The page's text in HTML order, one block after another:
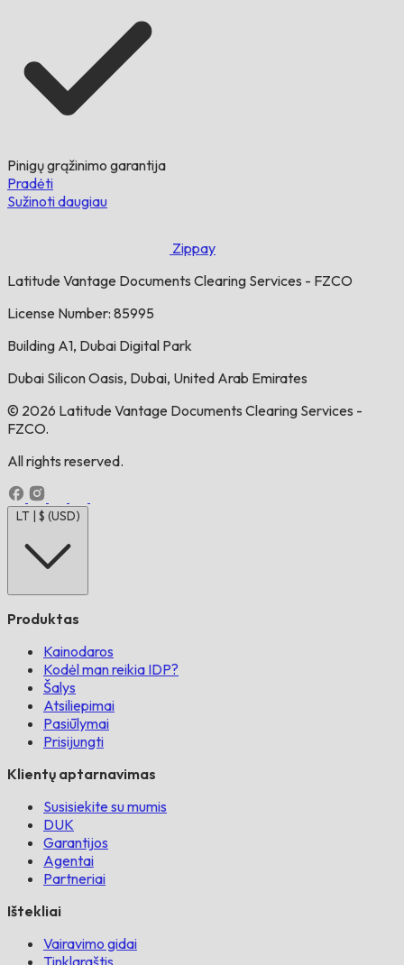
Pinigų grąžinimo garantija
Pradėti
Sužinoti daugiau
Zippay
Latitude Vantage Documents Clearing Services - FZCO
License Number: 85995
Building A1, Dubai Digital Park
Dubai Silicon Oasis, Dubai, United Arab Emirates
© 2026 Latitude Vantage Documents Clearing Services -
FZCO.
All rights reserved.
LT | $ (USD)
Produktas
Kainodaros
Kodėl man reikia IDP?
Šalys
Atsiliepimai
Pasiūlymai
Prisijungti
Klientų aptarnavimas
Susisiekite su mumis
DUK
Garantijos
Agentai
Partneriai
Ištekliai
Vairavimo gidai